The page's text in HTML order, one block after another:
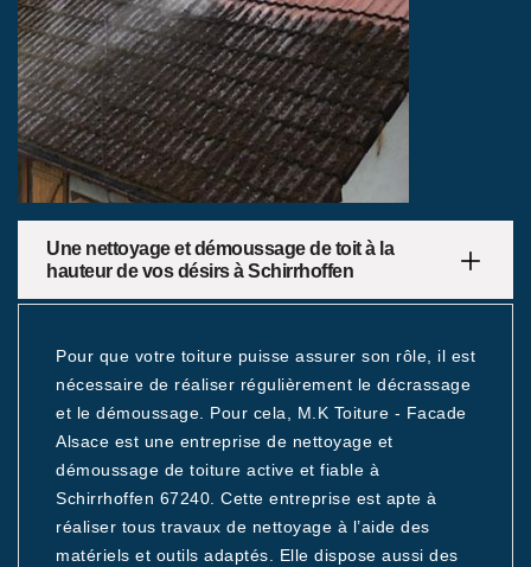
Une nettoyage et démoussage de toit à la
hauteur de vos désirs à Schirrhoffen
Pour que votre toiture puisse assurer son rôle, il est
nécessaire de réaliser régulièrement le décrassage
et le démoussage. Pour cela, M.K Toiture - Facade
Alsace est une entreprise de nettoyage et
démoussage de toiture active et fiable à
Schirrhoffen 67240. Cette entreprise est apte à
réaliser tous travaux de nettoyage à l’aide des
matériels et outils adaptés. Elle dispose aussi des